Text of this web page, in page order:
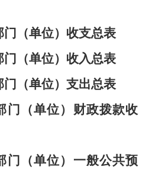
门（单位）收支总表
门（单位）收入总表
门（单位）支出总表
门（单位）财政拨款收
门（单位）一般公共预